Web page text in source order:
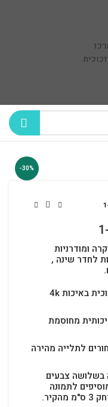
-30%
ומודרניות
לחדר שינה ,
התמונה מודפסת ישירות על הזכוכית באיכות 4k
מחוסמת
עובי הזכוכית 6 מ"מ הכולל 4-6 חורים לתלייה מהירה
בשלושה צבעים
לתמונה